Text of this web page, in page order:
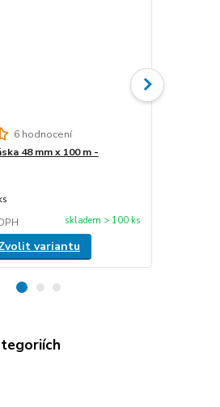
6 hodnocení
48 mm x 100 m -
skladem > 100 ks
variantu